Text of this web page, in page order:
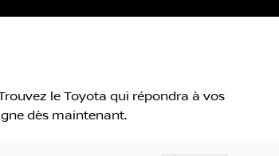
le Toyota qui répondra à vos
dès maintenant.